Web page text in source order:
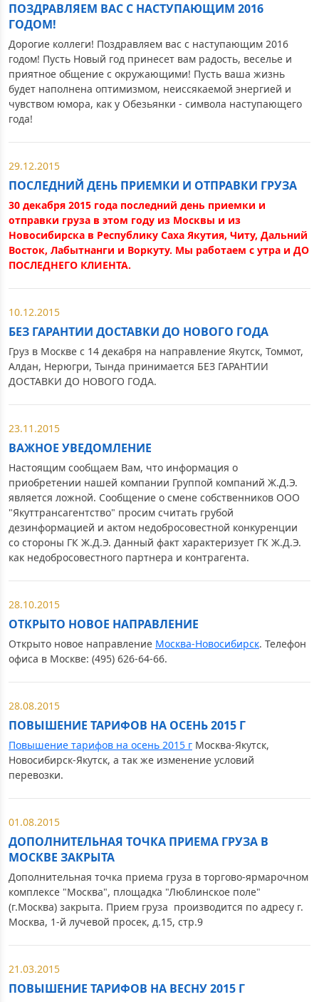
ПОЗДРАВЛЯЕМ ВАС С НАСТУПАЮЩИМ 2016
ГОДОМ!
Дорогие коллеги! Поздравляем вас с наступающим 2016
годом! Пусть Новый год принесет вам радость, веселье и
приятное общение с окружающими! Пусть ваша жизнь
будет наполнена оптимизмом, неиссякаемой энергией и
чувством юмора, как у Обезьянки - символа наступающего
года!
29.12.2015
ПОСЛЕДНИЙ ДЕНЬ ПРИЕМКИ И ОТПРАВКИ ГРУЗА
30 декабря 2015 года последний день приемки и
отправки груза в этом году из Москвы и из
Новосибирска в Республику Саха Якутия, Читу, Дальний
Восток, Лабытнанги и Воркуту. Мы работаем с утра и ДО
ПОСЛЕДНЕГО КЛИЕНТА.
10.12.2015
БЕЗ ГАРАНТИИ ДОСТАВКИ ДО НОВОГО ГОДА
Груз в Москве с 14 декабря на направление Якутск, Томмот,
Алдан, Нерюгри, Тында принимается БЕЗ ГАРАНТИИ
ДОСТАВКИ ДО НОВОГО ГОДА.
23.11.2015
ВАЖНОЕ УВЕДОМЛЕНИЕ
Настоящим сообщаем Вам, что информация о
приобретении нашей компании Группой компаний Ж.Д.Э.
является ложной. Сообщение о смене собственников ООО
"Якуттрансагентство" просим считать грубой
дезинформацией и актом недобросовестной конкуренции
со стороны ГК Ж.Д.Э. Данный факт характеризует ГК Ж.Д.Э.
как недобросовестного партнера и контрагента.
28.10.2015
ОТКРЫТО НОВОЕ НАПРАВЛЕНИЕ
Открыто новое направление Москва-Новосибирск. Телефон
офиса в Москве: (495) 626-64-66.
28.08.2015
ПОВЫШЕНИЕ ТАРИФОВ НА ОСЕНЬ 2015 Г
Повышение тарифов на осень 2015 г Москва-Якутск,
Новосибирск-Якутск, а так же изменение условий
перевозки.
01.08.2015
ДОПОЛНИТЕЛЬНАЯ ТОЧКА ПРИЕМА ГРУЗА В
МОСКВЕ ЗАКРЫТА
Дополнительная точка приема груза в торгово-ярмарочном
комплексе "Москва", площадка "Люблинское поле"
(г.Москва) закрыта. Прием груза производится по адресу г.
Москва, 1-й лучевой просек, д.15, стр.9
21.03.2015
ПОВЫШЕНИЕ ТАРИФОВ НА ВЕСНУ 2015 Г